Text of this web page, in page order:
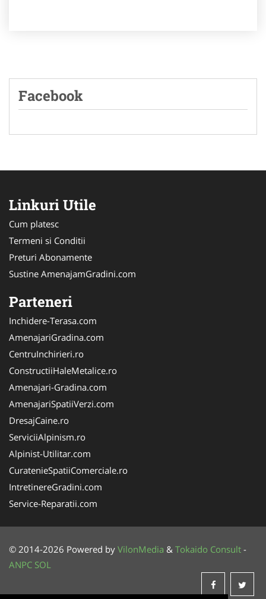
Facebook
Linkuri Utile
Cum platesc
Termeni si Conditii
Preturi Abonamente
Sustine AmenajamGradini.com
Parteneri
Inchidere-Terasa.com
AmenajariGradina.com
CentruInchirieri.ro
ConstructiiHaleMetalice.ro
Amenajari-Gradina.com
AmenajariSpatiiVerzi.com
DresajCaine.ro
ServiciiAlpinism.ro
Alpinist-Utilitar.com
CuratenieSpatiiComerciale.ro
IntretinereGradini.com
Service-Reparatii.com
© 2014-2026 Powered by VilonMedia & Tokaido Consult -
ANPC SOL